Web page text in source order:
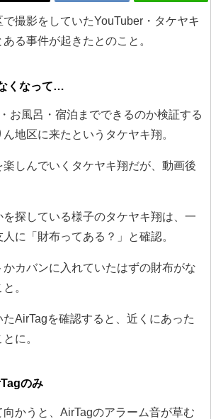
撮影をしていたYouTuber・タケヤキ
る事件が起きたとのこと。
くなって…
お風呂・宿泊までできるのか検証する
地区に来たというタケヤキ翔。
しんでいくタケヤキ翔だが、動画後
探している様子のタケヤキ翔は、一
に「財布ってある？」と確認。
カバンに入れていたはずの財布がな
。
AirTagを確認すると、近くにあった
に。
のみ
かうと、AirTagのアラーム音が草む